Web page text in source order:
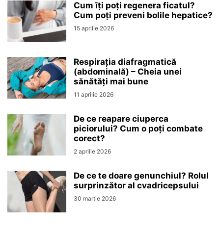
Cum îți poți regenera ficatul?
Cum poți preveni bolile hepatice?
15 aprilie 2026
Respirația diafragmatică
(abdominală) – Cheia unei
sănătăți mai bune
11 aprilie 2026
De ce reapare ciuperca
piciorului? Cum o poți combate
corect?
2 aprilie 2026
De ce te doare genunchiul? Rolul
surprinzător al cvadricepsului
30 martie 2026